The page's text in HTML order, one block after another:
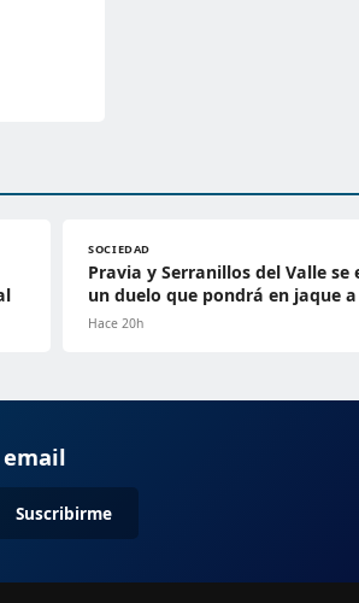
SOCIEDAD
Pravia y Serranillos del Valle se
un duelo que pondrá en jaque
Hace 20h
Suscribirme